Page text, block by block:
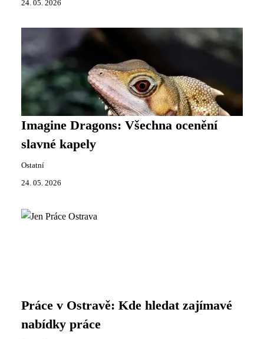
24. 05. 2026
Imagine Dragons: Všechna ocenění
slavné kapely
Ostatní
24. 05. 2026
Práce v Ostravě: Kde hledat zajímavé
nabídky práce